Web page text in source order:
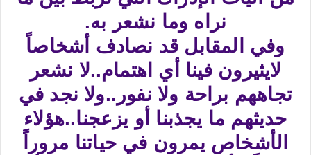
نراه وما نشعر به.
وفي المقابل قد نصادف أشخاصاً
لايثيرون فينا أي اهتمام..لا نشعر
تجاههم براحة ولا نفور..ولا نجد في
حديثهم ما يجذبنا أو يزعجنا..هؤلاء
الأشخاص يمرون في حياتنا مروراً